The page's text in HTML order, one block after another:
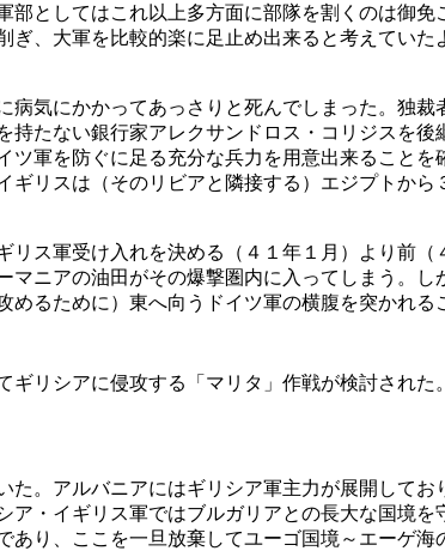
としてはこれ以上多方面に部隊を割くのは御免
、大軍を比較的楽に足止め出来ると考えていた
気にかかってあっさりと死んでしまった。独裁
たない銀行家アレクサンドロス・コリジスを
軍を防ぐに足る充分な兵力を用意出来ること
リスは（そのリビアと隣接する）エジプトか
ス軍受け入れを決める（４１年１月）より前（
ニアの油田がその爆撃圏内に入ってしまう。し
るために）東へ向うドイツ軍の横腹を突かれる
ギリシアに侵攻する「マリタ」作戦が検討され
。アルバニアにはギリシア軍主力が展開してお
・イギリス軍ではブルガリアとの長大な国境
り、ここを一旦放棄してユーゴ国境～エーゲ